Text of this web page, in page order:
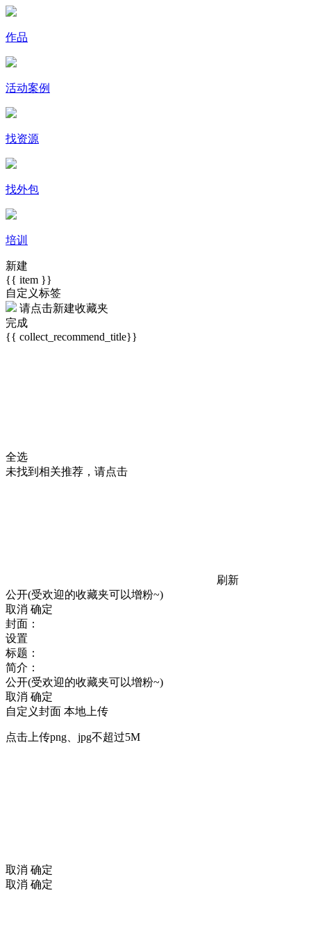
作品
活动案例
找资源
找外包
培训
新建
{{ item }}
自定义标签
请点击新建收藏夹
完成
{{ collect_recommend_title}}
全选
未找到相关推荐，请点击
刷新
公开(受欢迎的收藏夹可以增粉~)
取消 确定
封面：
设置
标题：
简介：
公开(受欢迎的收藏夹可以增粉~)
取消 确定
自定义封面 本地上传
点击上传png、jpg不超过5M
取消 确定
取消 确定